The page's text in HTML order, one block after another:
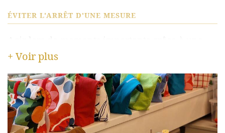
ÉVITER L'ARRÊT D'UNE MESURE
participation temporaire au programme du
centre de jour pour adultes. Le but est de
reprendre rapidement la mesure
professionnelle en cours à la Fondation
Battenberg.
SOLUTIONS DE RACCORDEMENT
+ Voir plus